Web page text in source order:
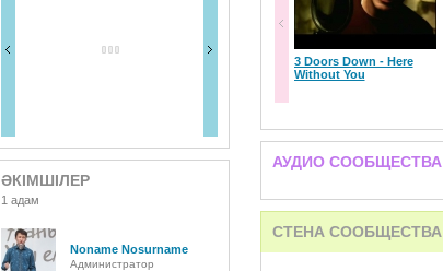
ӘКІМШІЛЕР
1 адам
Noname Nosurname
Администратор
3 Doors Down - Here
Without You
АУДИО СООБЩЕСТВА
СТЕНА СООБЩЕСТВА